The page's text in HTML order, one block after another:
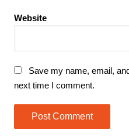
Website
Save my name, email,
next time I comment.